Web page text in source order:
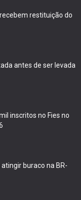
restituição do
antes de ser levada
inscritos no Fies no
buraco na BR-